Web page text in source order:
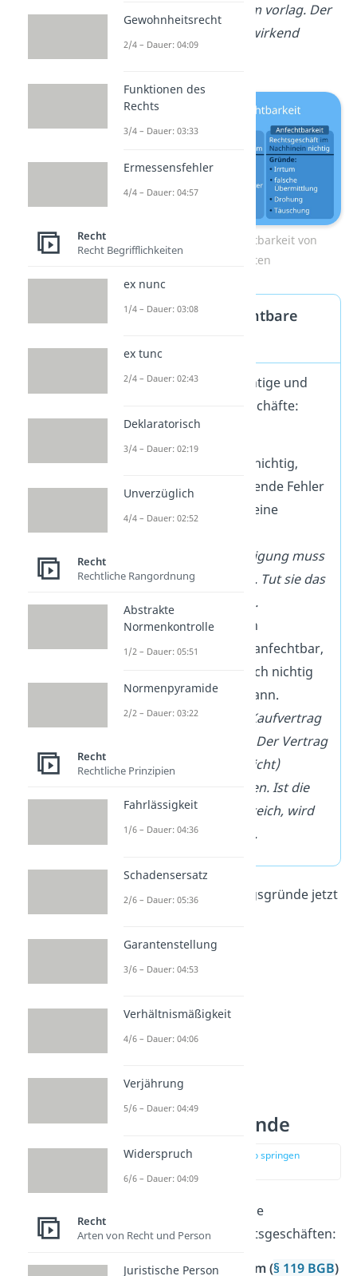
anfechten, weil ein Irrtum vorlag. Der
Vertrag wird somit rückwirkend
nichtig.
Nichtigkeit und Anfechtbarkeit von
Rechtsgeschäften
Nichtige und anfechtbare
Du unterscheidest nichtige und
anfechtbare Rechtsgeschäfte:
Rechtsgeschäft ist nichtig,
wenn es so gravierende Fehler
hat, dass es von alleine
Eine Kündigung muss
schriftlich erfolgen. Tut sie das
nicht, ist sie nichtig.
Anfechtbarkeit
: Ein
Rechtsgeschäft ist anfechtbar,
wenn es nachträglich nichtig
gemacht werden kann.
Beispiel:In einem Kaufvertrag
war ein Tippfehler. Der Vertrag
kann (muss aber nicht)
angefochten werden. Ist die
Anfechtung erfolgreich, wird
der Vertrag nichtig.
Schau dir die Anfechtungsgründe jetzt
genauer an!
Anfechtungsgründe
zur Stelle im Video springen
Es gibt vier Gründe für die
Anfechtbarkeit von Rechtsgeschäften:
Anfechtung wegen Irrtum (§ 119 BGB)
Gewohnheitsrecht
2/4 – Dauer: 04:09
Funktionen des
Rechts
3/4 – Dauer: 03:33
Ermessensfehler
4/4 – Dauer: 04:57
Recht
Recht Begrifflichkeiten
ex nunc
1/4 – Dauer: 03:08
ex tunc
2/4 – Dauer: 02:43
Deklaratorisch
3/4 – Dauer: 02:19
Unverzüglich
4/4 – Dauer: 02:52
Recht
Rechtliche Rangordnung
Abstrakte
Normenkontrolle
1/2 – Dauer: 05:51
Normenpyramide
2/2 – Dauer: 03:22
Recht
Rechtliche Prinzipien
Fahrlässigkeit
1/6 – Dauer: 04:36
Schadensersatz
2/6 – Dauer: 05:36
Garantenstellung
3/6 – Dauer: 04:53
Verhältnismäßigkeit
4/6 – Dauer: 04:06
Verjährung
5/6 – Dauer: 04:49
Widerspruch
6/6 – Dauer: 04:09
Recht
Arten von Recht und Person
Juristische Person